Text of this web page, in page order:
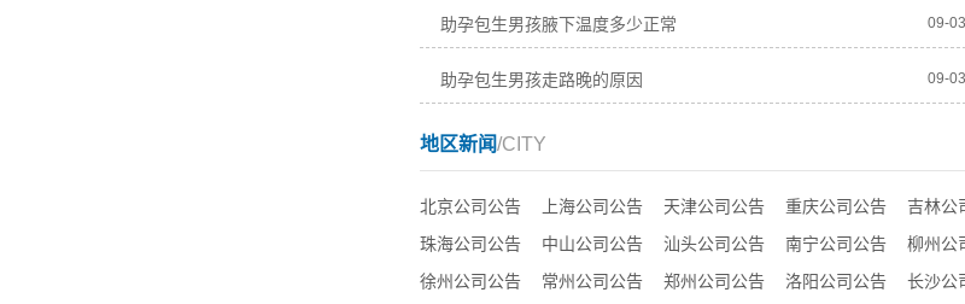
助孕包生男孩腋下温度多少正常 09-03
助孕包生男孩走路晚的原因 09-03
地区新闻/CITY
北京公司公告 上海公司公告 天津公司公告 重庆公司公告 吉林公
珠海公司公告
中山公司公告 汕头公司公告 南宁公司公告 柳州公
徐州公司公告
常州公司公告 郑州公司公告 洛阳公司公告 长沙公